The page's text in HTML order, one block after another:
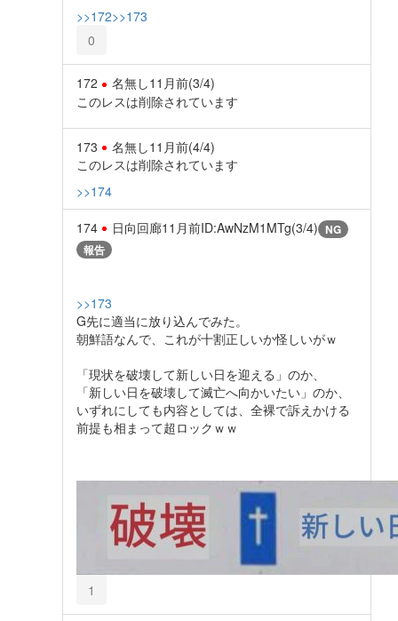
>>172>>173
0
172 名無し11月前(3/4)
このレスは削除されています
173 名無し11月前(4/4)
このレスは削除されています
>>174
174 日向回廊11月前ID:AwNzM1MTg(3/4) NG
報告
>>173
G先に適当に放り込んでみた。
朝鮮語なんで、これが十割正しいか怪しいがｗ
「現状を破壊して新しい日を迎える」のか、
「新しい日を破壊して滅亡へ向かいたい」のか、
いずれにしても内容としては、全裸で訴えかける
前提も相まって超ロックｗｗ
1